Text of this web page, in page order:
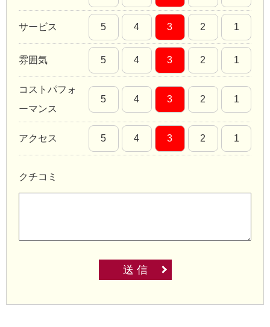
サービス 5 4 3 2 1
雰囲気 5 4 3 2 1
コストパフォ
ーマンス
5 4 3 2 1
アクセス 5 4 3 2 1
クチコミ
送 信